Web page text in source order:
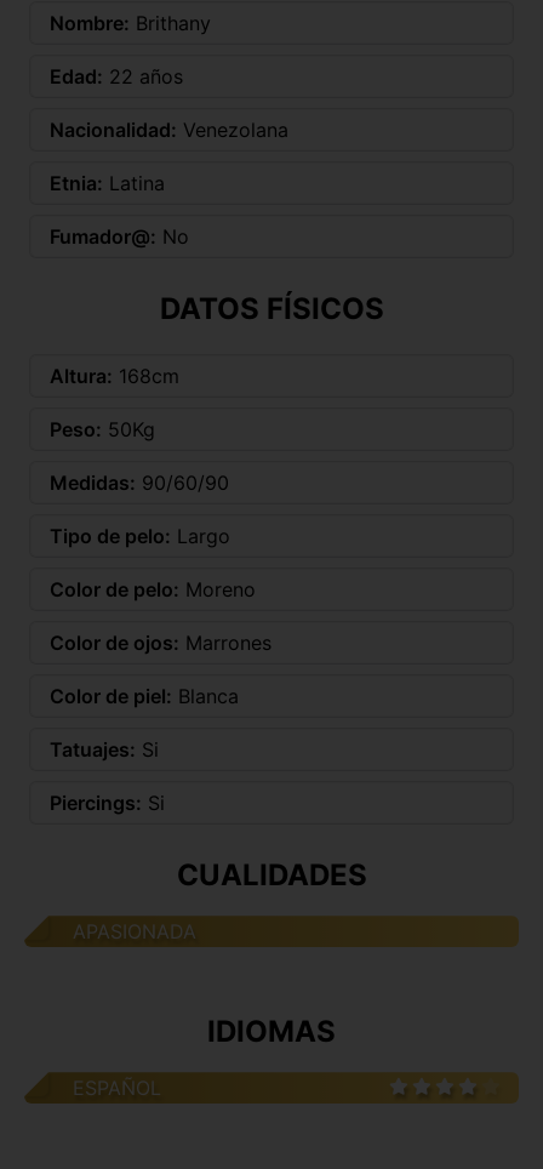
Nombre: Brithany
Edad: 22 años
Nacionalidad: Venezolana
Etnia: Latina
Fumador@: No
DATOS FÍSICOS
Altura: 168cm
Peso: 50Kg
Medidas: 90/60/90
Tipo de pelo: Largo
Color de pelo: Moreno
Color de ojos: Marrones
Color de piel: Blanca
Tatuajes: Si
Piercings: Si
CUALIDADES
APASIONADA
IDIOMAS
ESPAÑOL